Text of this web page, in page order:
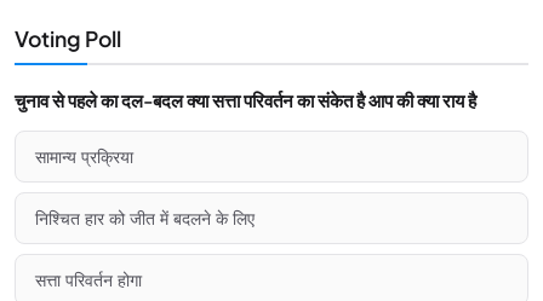
Voting Poll
चुनाव से पहले का दल-बदल क्या सत्ता परिवर्तन का संकेत है आप की क्या राय है
सामान्य प्रक्रिया
निश्चित हार को जीत में बदलने के लिए
सत्ता परिवर्तन होगा